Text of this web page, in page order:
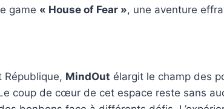
game « House of Fear », une aventure
République, MindOut élargit le champ des
coup de cœur de cet espace reste sans